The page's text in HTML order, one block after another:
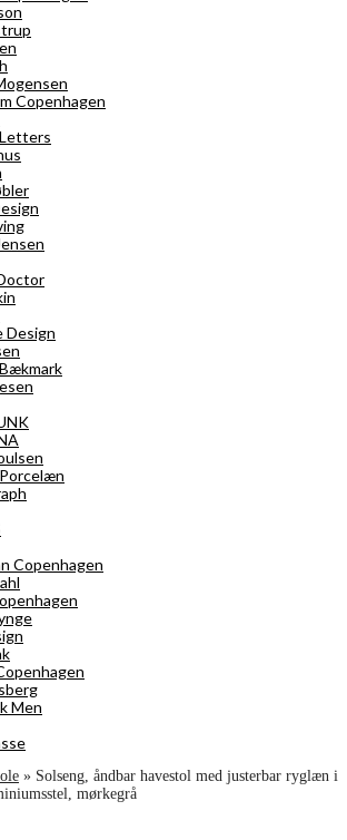
Copenhagen
Design
Copenhagen
Men
» Solseng, åndbar havestol med justerbar ryglæn i
mørkegrå